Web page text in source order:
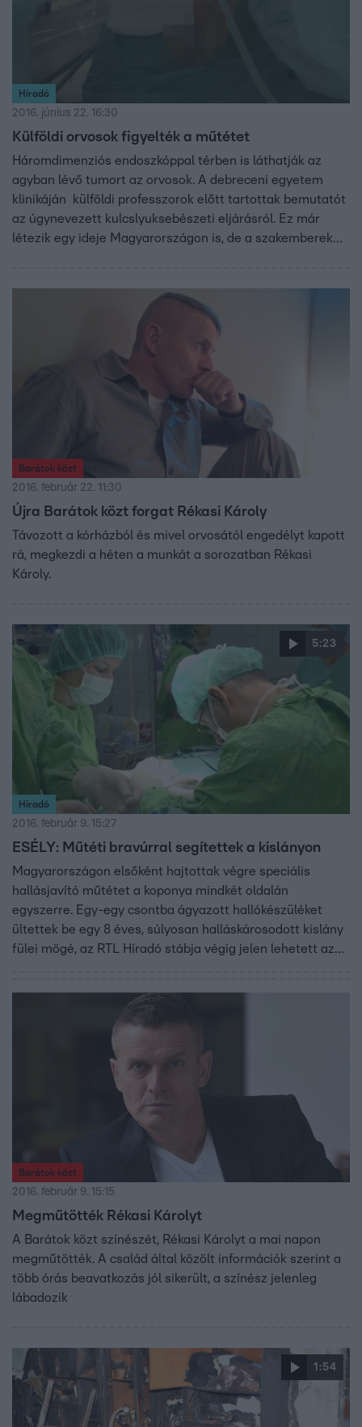
Híradó
2016. június 22. 16:30
Külföldi orvosok figyelték a műtétet
Háromdimenziós endoszkóppal térben is láthatják az
agyban lévő tumort az orvosok. A debreceni egyetem
klinikáján külföldi professzorok előtt tartottak bemutatót
az úgynevezett kulcslyuksebészeti eljárásról. Ez már
létezik egy ideje Magyarországon is, de a szakemberek
Barátok közt
2016. február 22. 11:30
Újra Barátok közt forgat Rékasi Károly
Távozott a kórházból és mivel orvosától engedélyt kapott
rá, megkezdi a héten a munkát a sorozatban Rékasi
Károly.
5:23
Híradó
2016. február 9. 15:27
ESÉLY: Műtéti bravúrral segítettek a kislányon
Magyarországon elsőként hajtottak végre speciális
hallásjavító műtétet a koponya mindkét oldalán
egyszerre. Egy-egy csontba ágyazott hallókészüléket
ültettek be egy 8 éves, súlyosan halláskárosodott kislány
fülei mögé, az RTL Híradó stábja végig jelen lehetett az
Barátok közt
2016. február 9. 15:15
Megműtötték Rékasi Károlyt
A Barátok közt színészét, Rékasi Károlyt a mai napon
megműtötték. A család által közölt információk szerint a
több órás beavatkozás jól sikerült, a színész jelenleg
lábadozik
1:54